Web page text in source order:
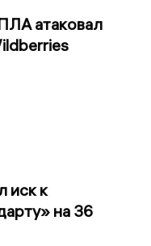
атаковал
иск к
на 36